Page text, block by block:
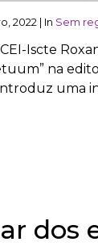
2022 In Sem
Iscte
na
uma
dos